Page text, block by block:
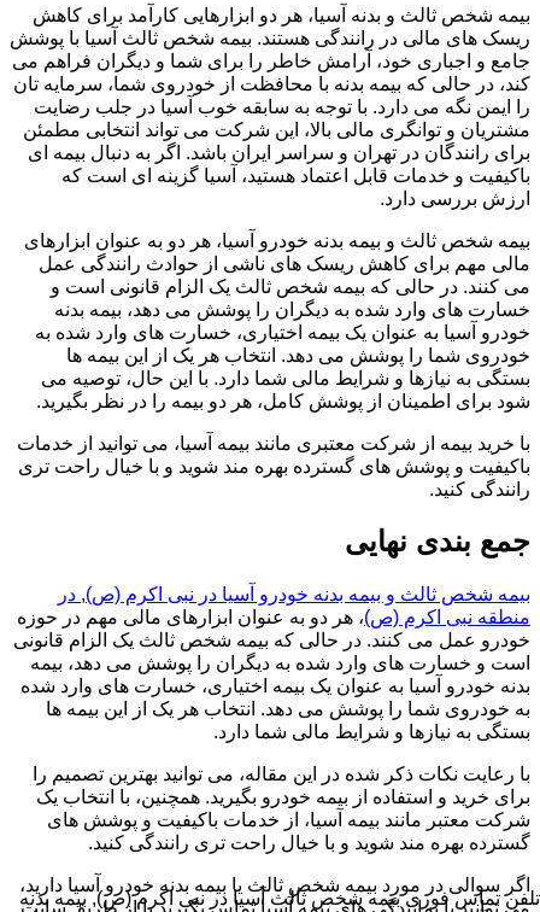
بیمه شخص ثالث و بدنه آسیا، هر دو ابزارهایی کارآمد برای کاهش
ریسک های مالی در رانندگی هستند. بیمه شخص ثالث آسیا با پوشش
جامع و اجباری خود، آرامش خاطر را برای شما و دیگران فراهم می
کند، در حالی که بیمه بدنه با محافظت از خودروی شما، سرمایه تان
را ایمن نگه می دارد. با توجه به سابقه خوب آسیا در جلب رضایت
مشتریان و توانگری مالی بالا، این شرکت می تواند انتخابی مطمئن
برای رانندگان در تهران و سراسر ایران باشد. اگر به دنبال بیمه ای
باکیفیت و خدمات قابل اعتماد هستید، آسیا گزینه ای است که
ارزش بررسی دارد.
بیمه شخص ثالث و بیمه بدنه خودرو آسیا، هر دو به عنوان ابزارهای
مالی مهم برای کاهش ریسک های ناشی از حوادث رانندگی عمل
می کنند. در حالی که بیمه شخص ثالث یک الزام قانونی است و
خسارت های وارد شده به دیگران را پوشش می دهد، بیمه بدنه
خودرو آسیا به عنوان یک بیمه اختیاری، خسارت های وارد شده به
خودروی شما را پوشش می دهد. انتخاب هر یک از این بیمه ها
بستگی به نیازها و شرایط مالی شما دارد. با این حال، توصیه می
شود برای اطمینان از پوشش کامل، هر دو بیمه را در نظر بگیرید.
با خرید بیمه از شرکت معتبری مانند بیمه آسیا، می توانید از خدمات
باکیفیت و پوشش های گسترده بهره مند شوید و با خیال راحت تری
رانندگی کنید.
جمع بندی نهایی
بیمه شخص ثالث و بیمه بدنه خودرو آسیا در نبی اکرم (ص), در
منطقه نبی اکرم (ص)، هر دو به عنوان ابزارهای مالی مهم در حوزه
خودرو عمل می کنند. در حالی که بیمه شخص ثالث یک الزام قانونی
است و خسارت های وارد شده به دیگران را پوشش می دهد، بیمه
بدنه خودرو آسیا به عنوان یک بیمه اختیاری، خسارت های وارد شده
به خودروی شما را پوشش می دهد. انتخاب هر یک از این بیمه ها
بستگی به نیازها و شرایط مالی شما دارد.
با رعایت نکات ذکر شده در این مقاله، می توانید بهترین تصمیم را
برای خرید و استفاده از بیمه خودرو بگیرید. همچنین، با انتخاب یک
شرکت معتبر مانند بیمه آسیا، از خدمات باکیفیت و پوشش های
گسترده بهره مند شوید و با خیال راحت تری رانندگی کنید.
اگر سوالی در مورد بیمه شخص ثالث یا بیمه بدنه خودرو آسیا دارید،
می توانید با نمایندگی های بیمه آسیا تماس بگیرید یا از طریق سایت
تلفن تماس فوریبیمه شخص ثالث آسیا در نبی اکرم (ص), بیمه بدنه